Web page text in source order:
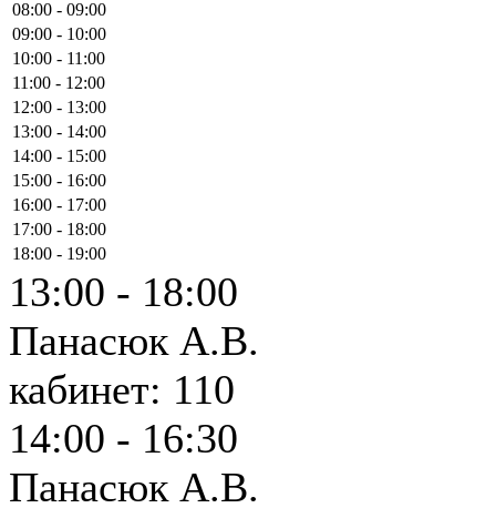
08:00 - 09:00
09:00 - 10:00
10:00 - 11:00
11:00 - 12:00
12:00 - 13:00
13:00 - 14:00
14:00 - 15:00
15:00 - 16:00
16:00 - 17:00
17:00 - 18:00
18:00 - 19:00
13:00 - 18:00
Панасюк А.В.
кабинет: 110
14:00 - 16:30
Панасюк А.В.